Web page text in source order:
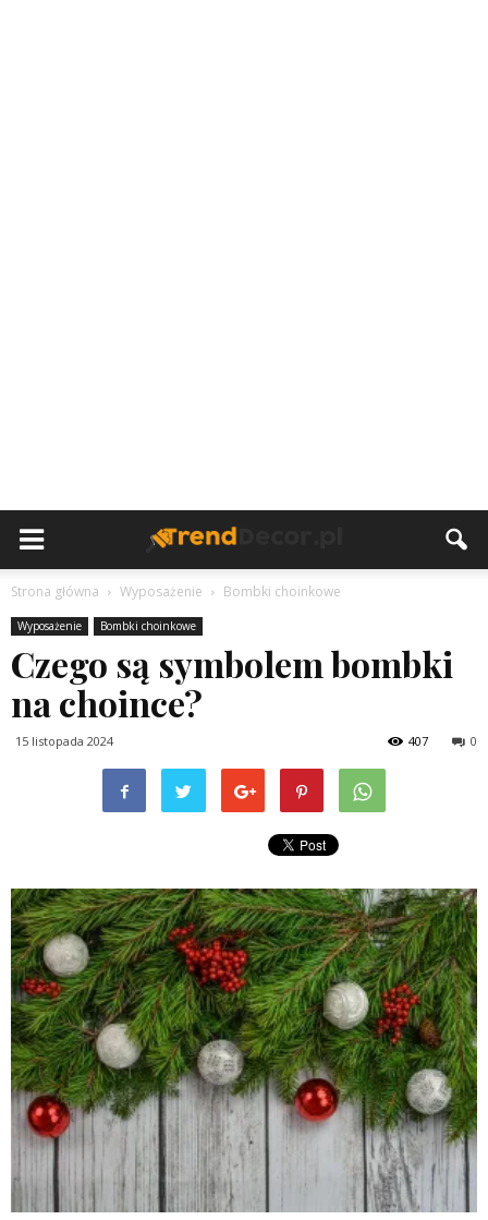
Strona główna Wyposażenie Bombki choinkowe
Wyposażenie Bombki choinkowe
Czego są symbolem bombki
na choince?
15 listopada 2024 0
407